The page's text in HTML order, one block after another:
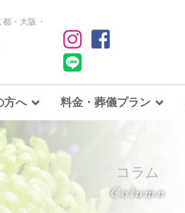
・大阪・
方へ 料金・葬儀プラン
コラム
Column